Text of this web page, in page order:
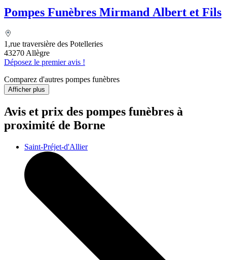
Pompes Funèbres Mirmand Albert et Fils
1,rue traversière des Potelleries
43270 Allègre
Déposez le premier avis !
Comparez d'autres pompes funèbres
Afficher plus
Avis et prix des pompes funèbres à
proximité de Borne
Saint-Préjet-d'Allier